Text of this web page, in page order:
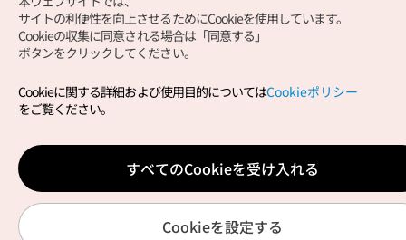
Copyright (c) Korea Tourism Organization All Rights
サイトエラー報告公式メール
japanese@knto.or.kr
サイトの利便性を向上させるためにCookieを使用しています。
Cookieの収集に同意される場合は「同意する」
ボタンをクリックしてください。
Cookieに関する詳細および使用目的についてはCookieポリシー
をご覧ください。
すべてのCookieを受け入れる
Cookieを設定する